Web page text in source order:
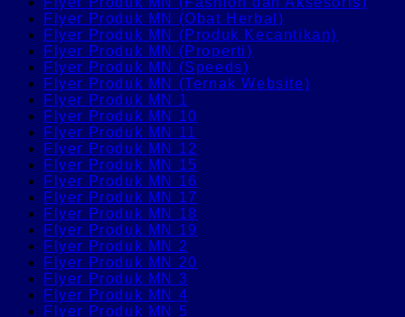
Flyer Produk MN (Obat Herbal)
Flyer Produk MN (Produk Kecantikan)
Flyer Produk MN (Properti)
Flyer Produk MN (Speeds)
Flyer Produk MN (Ternak Website)
Flyer Produk MN 1
Flyer Produk MN 10
Flyer Produk MN 11
Flyer Produk MN 12
Flyer Produk MN 15
Flyer Produk MN 16
Flyer Produk MN 17
Flyer Produk MN 18
Flyer Produk MN 19
Flyer Produk MN 2
Flyer Produk MN 20
Flyer Produk MN 3
Flyer Produk MN 4
Flyer Produk MN 5